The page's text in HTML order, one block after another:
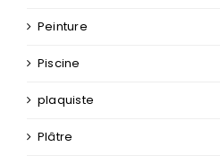
Peinture
Piscine
plaquiste
Plâtre